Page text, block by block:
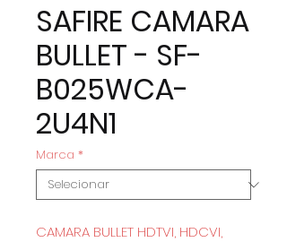
SAFIRE CAMARA
BULLET - SF-
B025WCA-
2U4N1
Marca *
CAMARA BULLET HDTVI, HDCVI,